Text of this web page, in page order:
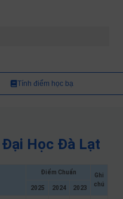
Tính điểm học bạ
Đại Học Đà Lạt
Điểm Chuẩn
Ghi
chú
2025 2024 2023